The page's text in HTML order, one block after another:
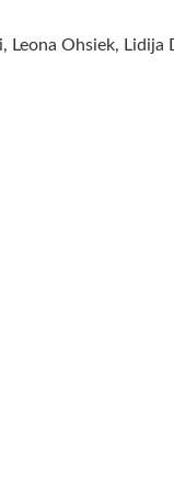
Leona Ohsiek, Lidija